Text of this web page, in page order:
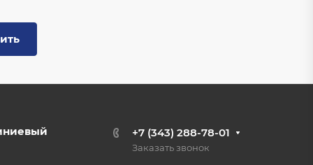
+7 (343) 288-78-01
Заказать звонок